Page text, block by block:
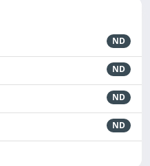
ND
ND
ND
ND